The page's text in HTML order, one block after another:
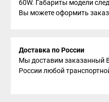
60W. Габариты модели
Вы можете оформить заказ
Доставка по России
Мы доставим заказанный
России любой